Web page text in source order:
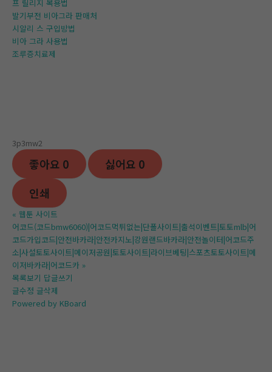
프 릴리지 복용법
발기부전 비아그라 판매처
시알리 스 구입방법
비아 그라 사용법
조루증치료제
3p3mw2
좋아요 0 싫어요 0
인쇄
« 웹툰 사이트
어코드(코드bmw6060)|어코드먹튀없는|단폴사이트|출석이벤트|토토mlb|어
코드가입코드|안전바카라|안전카지노|강원랜드바카라|안전놀이터|어코드주
소|사설토토사이트|메이저공원|토토사이트|라이브베팅|스포츠토토사이트|메
이저바카라|어코드카 »
목록보기 답글쓰기
글수정 글삭제
Powered by KBoard